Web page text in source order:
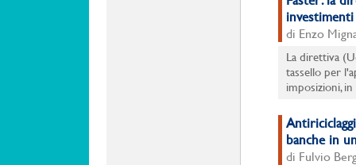
di Enzo
La direttiva
tassello per
imposizioni,
banche in
di Fulvio